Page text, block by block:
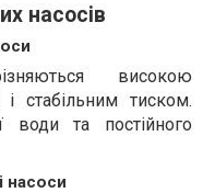
насосів
високою
стабільним тиском.
води та постійного
насоси